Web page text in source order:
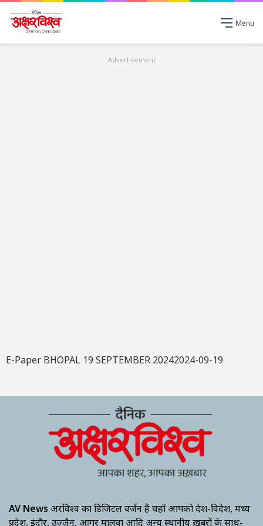
Menu
Advertisement
E-Paper BHOPAL 19 SEPTEMBER 20242024-09-19
AV News अक्षरविश्व का डिजिटल वर्जन हैं यहाँ आपको देश-विदेश, मध्य
प्रदेश, इंदौर, उज्जैन, आगर मालवा आदि अन्य स्थानीय ख़बरों के साथ-